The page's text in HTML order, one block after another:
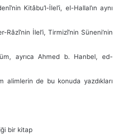
Kitâbu’l-İlel’i, el-Hallal’ın aynı
İlel’i, Tirmizî’nin Süneni’nin
ayrıca Ahmed b. Hanbel, ed-
alimlerin de bu konuda yazdıkları
bir kitap